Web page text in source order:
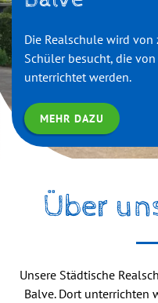
Die Realschule wird
Schüler besucht, die
unterrichtet werden.
MEHR DAZU
Über
Unsere Städtische
Balve. Dort unterrichten